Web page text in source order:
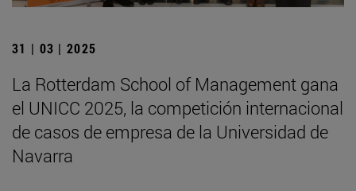
31 | 03 | 2025
La Rotterdam School of Management gana
el UNICC 2025, la competición internacional
de casos de empresa de la Universidad de
Navarra